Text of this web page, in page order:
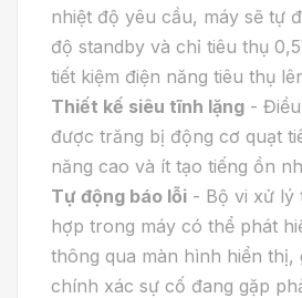
nhiệt độ yêu cầu, máy sẽ tự
độ standby và chỉ tiêu thụ
tiết kiệm điện năng tiêu thụ
Thiết kế siêu tĩnh lặng -
được trăng bị động cơ quạt
năng cao và ít tạo tiếng ồn
Tự động báo lỗi - Bộ vi xử lý
hợp trong máy có thể phát
thông qua màn hình hiển thị,
chính xác sự cố đang gặp